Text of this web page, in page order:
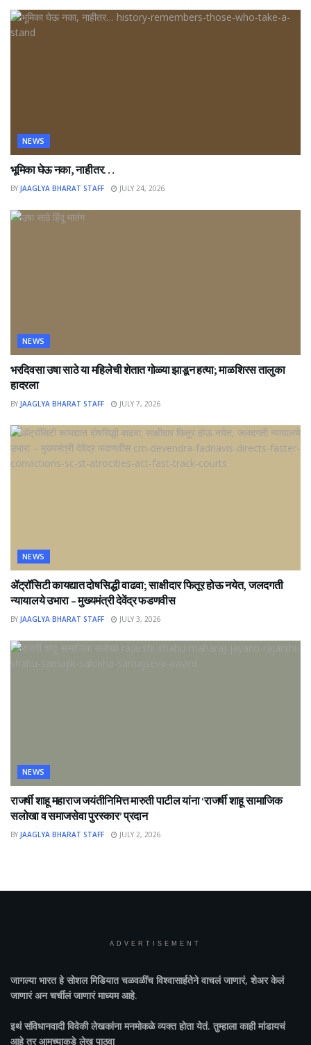
NEWS
भूमिका घेऊ नका, नाहीतर…
BY JAAGLYA BHARAT STAFF JULY 24, 2026
NEWS
भरदिवसा उषा साठे या महिलेची शेतात गोळ्या झाडून हत्या; माळशिरस तालुका
हादरला
BY JAAGLYA BHARAT STAFF JULY 7, 2026
NEWS
ॲट्रॉसिटी कायद्यात दोषसिद्धी वाढवा; साक्षीदार फितूर होऊ नयेत, जलदगती
न्यायालये उभारा – मुख्यमंत्री देवेंद्र फडणवीस
BY JAAGLYA BHARAT STAFF JULY 3, 2026
NEWS
राजर्षी शाहू महाराज जयंतीनिमित्त मारुती पाटील यांना ‘राजर्षी शाहू सामाजिक
सलोखा व समाजसेवा पुरस्कार’ प्रदान
BY JAAGLYA BHARAT STAFF JULY 2, 2026
ADVERTISEMENT
जागल्या भारतहे सोशल मिडियात चळवळींच विश्वासार्हतेने वाचलं जाणारं, शेअर केलं
जाणारं अन चर्चीलं जाणारं माध्यम आहे.
इथं संविधानवादी विवेकी लेखकांना मनमोकळे व्यक्त होता येतं. तुम्हाला काही मांडायचं
आहे तर आमच्याकडे लेख पाठवा